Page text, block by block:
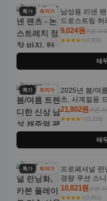
특가 최저가
남성용 리넨
드로스트링 허
트라우저 - 세
상
9,024원쿠폰 가
★★★★⭐(4,309)
테
특가 최저가
2025년 봄/여
츠, 사계절용
국 스타일, 활
목 바지
21,802원쿠폰
★★★★☆(3,228)
테
특가 최저가
프로페셔널
경량 쿠션 스
통기성 화이트
닝 - 남성용, 여
10,821원쿠폰
★★★★⭐(3,051)